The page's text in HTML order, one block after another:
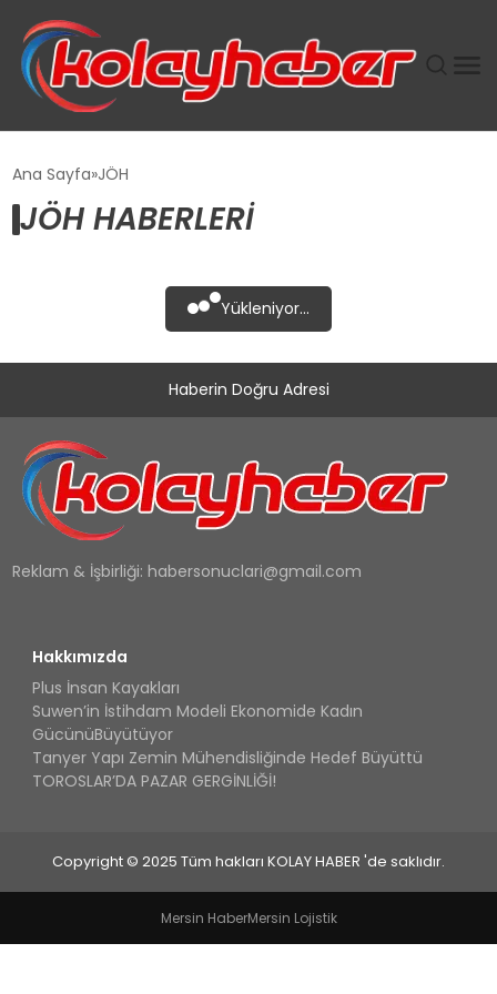
SUWEN’IN İSTIHDAM MODELI EKONOMIDE KADIN
TANYER YAPI ZEMIN MÜHENDISLIĞINDE HEDEF
TOROSLAR’DA PAZAR GERGİNLİĞİ!
Ana Sayfa JÖH
JÖH HABERLERI
Yükleniyor...
Haberin Doğru Adresi
Reklam & İşbirliği: habersonuclari@gmail.com
Hakkımızda
Plus İnsan Kayakları
Suwen’in İstihdam Modeli Ekonomide Kadın
GücünüBüyütüyor
Tanyer Yapı Zemin Mühendisliğinde Hedef Büyüttü
TOROSLAR’DA PAZAR GERGİNLİĞİ!
Copyright © 2025 Tüm hakları KOLAY HABER 'de saklıdır.
Mersin HaberMersin Lojistik